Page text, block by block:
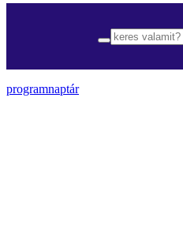
programnaptár